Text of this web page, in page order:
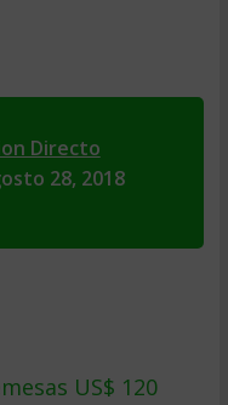
Directo
28, 2018
US$ 120